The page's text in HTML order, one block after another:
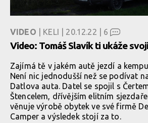
VIDEO | KELI | 20.12.22 | 6
Video: Tomáš Slavík ti ukáže
Zajímá tě v jakém autě jezdí a
Není nic jednodušší než se podívat
Datlova auta. Datel se spojil s
Štencelem, dřívějším elitním
věnuje výrobě obytek ve své firmě
Camper a výsledek stojí za to.